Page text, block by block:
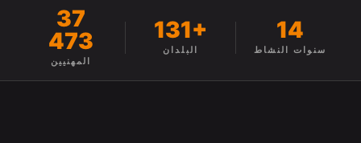
37
473
المهنيين
131+
البلدان
14
سنوات النشاط